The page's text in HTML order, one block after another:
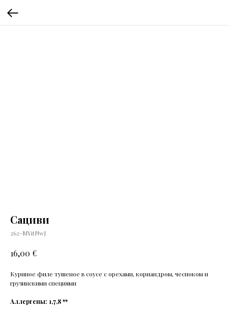
Сациви
262-MYitNwJ
16,00 €
Куриное филе тушеное в соусе с орехами, кориандром, чесноком и
грузинскими специями
Аллергены: 1,7,8 **